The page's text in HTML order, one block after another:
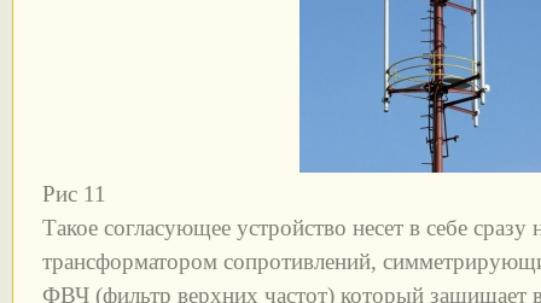
Рис 11
Такое согласующее устройство несет в себе
трансформатором сопротивлений,
ФВЧ (фильтр верхних частот) который защищает